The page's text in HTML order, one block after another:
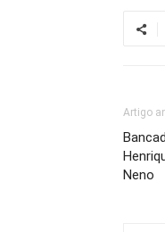
Artigo
Neno